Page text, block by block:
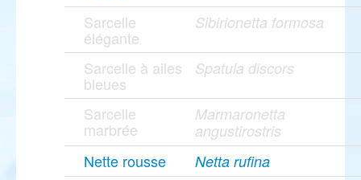
Sarcelle
élégante
Sibirionetta formosa
Sarcelle à ailes
bleues
Spatula discors
Sarcelle
marbrée
Marmaronetta
angustirostris
Nette rousse Netta rufina